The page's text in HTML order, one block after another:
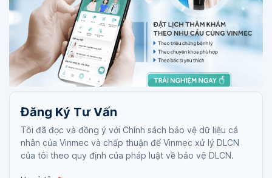
Đăng Ký Tư Vấn
Tôi đã đọc và đồng ý với Chính sách bảo vệ dữ liệu cá
nhân của Vinmec và chấp thuận để Vinmec xử lý DLCN
của tôi theo quy định của pháp luật về bảo vệ DLCN.